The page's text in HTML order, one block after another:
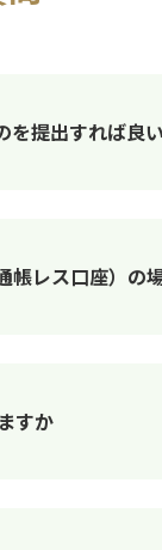
を提出すれば良
レス口座）の
すか